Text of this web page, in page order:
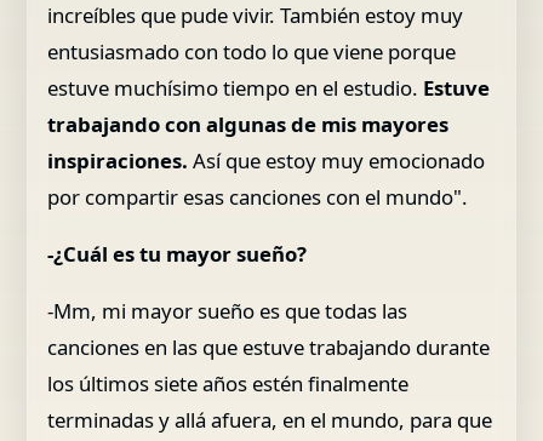
increíbles que pude vivir. También estoy muy
entusiasmado con todo lo que viene porque
estuve muchísimo tiempo en el estudio. Estuve
trabajando con algunas de mis mayores
inspiraciones. Así que estoy muy emocionado
por compartir esas canciones con el mundo".
-¿Cuál es tu mayor sueño?
-Mm, mi mayor sueño es que todas las
canciones en las que estuve trabajando durante
los últimos siete años estén finalmente
terminadas y allá afuera, en el mundo, para que